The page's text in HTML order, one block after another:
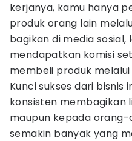
kerjanya, kamu hanya
produk orang lain
bagikan di media
mendapatkan komisi
membeli produk
Kunci sukses dari bisnis
konsisten membagikan
maupun kepada
semakin banyak yang